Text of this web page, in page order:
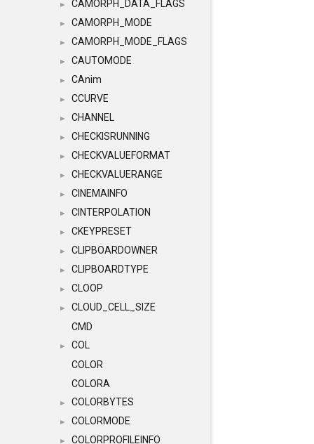
► CAMORPH_DATA_FLAGS
► CAMORPH_MODE
► CAMORPH_MODE_FLAGS
► CAUTOMODE
► CAnim
► CCURVE
► CHANNEL
► CHECKISRUNNING
► CHECKVALUEFORMAT
► CHECKVALUERANGE
► CINEMAINFO
► CINTERPOLATION
► CKEYPRESET
► CLIPBOARDOWNER
► CLIPBOARDTYPE
► CLOOP
►
CLOUD_CELL_SIZE
CMD
►
COL
COLOR
COLORA
► COLORBYTES
► COLORMODE
► COLORPROFILEINFO